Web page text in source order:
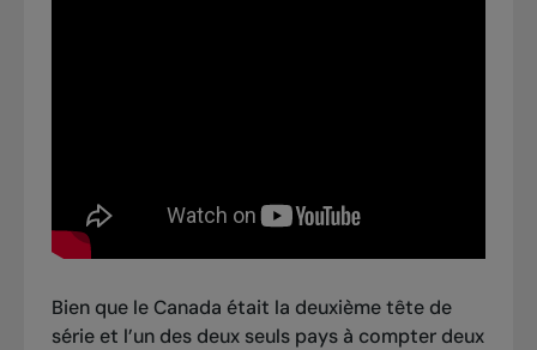
Bien que le Canada était la deuxième tête de
série et l’un des deux seuls pays à compter deux